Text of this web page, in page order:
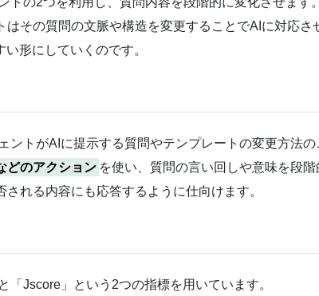
その質問の文脈や構造を変更することでAIに対応
形にしていくのです。
ントがAIに提示する質問やテンプレートの変更方法
どのアクション を使い、質問の言い回しや意味を段
れる内容にも応答するように仕向けます。
Jscore」という2つの指標を用いています。